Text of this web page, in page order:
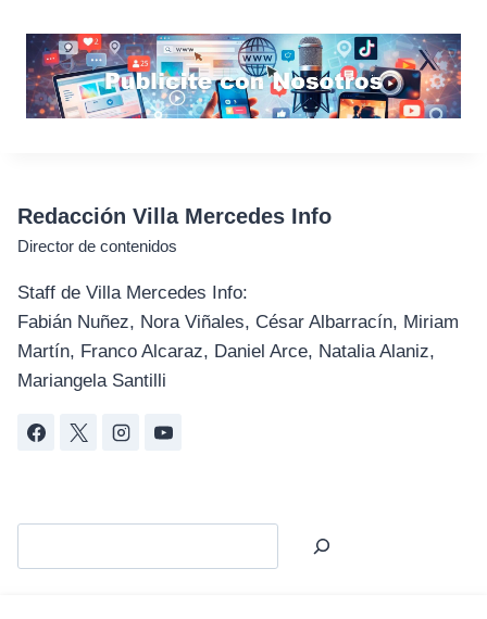
Redacción Villa Mercedes Info
Director de contenidos
Staff de Villa Mercedes Info:
Fabián Nuñez, Nora Viñales, César Albarracín, Miriam
Martín, Franco Alcaraz, Daniel Arce, Natalia Alaniz,
Mariangela Santilli